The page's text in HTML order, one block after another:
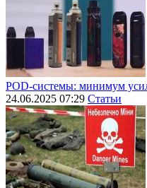
POD-системы: минимум
24.06.2025 07:29 Статьи